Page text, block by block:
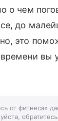
о чем
до
это
вы
от фитнеса»